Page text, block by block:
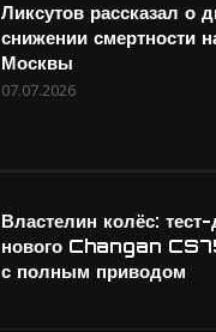
Ликсутов рассказал о
снижении смертности
Москвы
07.07.2026
Властелин колёс:
нового Changan
с полным приводом